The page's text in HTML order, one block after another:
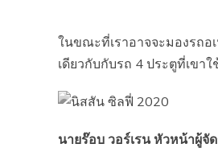
ในขณะที่เราอาจจะมองรถอ
เดียวกับกับรถ 4 ประตูที่เขาใ
นายร๊อบ วอร์เรน หัวหน้าผู้